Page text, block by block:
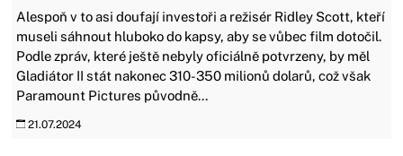
Alespoň v to asi doufají investoři a režisér Ridley Scott, kteří
museli sáhnout hluboko do kapsy, aby se vůbec film dotočil.
Podle zpráv, které ještě nebyly oficiálně potvrzeny, by měl
Gladiátor II stát nakonec 310-350 milionů dolarů, což však
Paramount Pictures původně...
21.07.2024